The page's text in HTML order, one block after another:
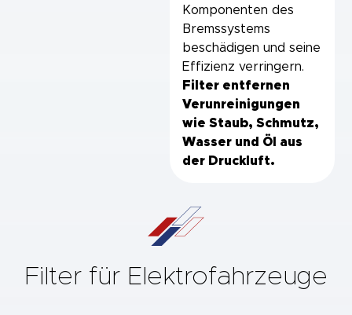
Komponenten des
Bremssystems
beschädigen und seine
Effizienz verringern.
Filter entfernen
Verunreinigungen
wie Staub, Schmutz,
Wasser und Öl aus
der Druckluft.
Filter für Elektrofahrzeuge